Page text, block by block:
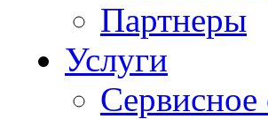
Партнеры
Услуги